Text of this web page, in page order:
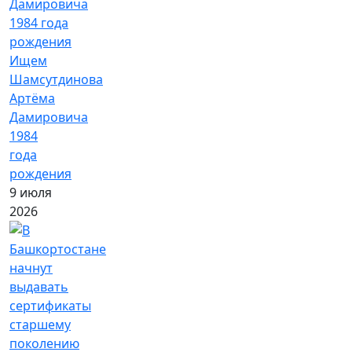
Ищем
Шамсутдинова
Артёма
Дамировича
1984
года
рождения
9 июля
2026